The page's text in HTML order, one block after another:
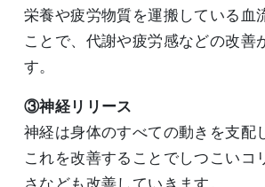
栄養や疲労物質を運搬している血
ことで、代謝や疲労感などの改善
す。
③神経リリース
神経は身体のすべての動きを支配
これを改善することでしつこいコ